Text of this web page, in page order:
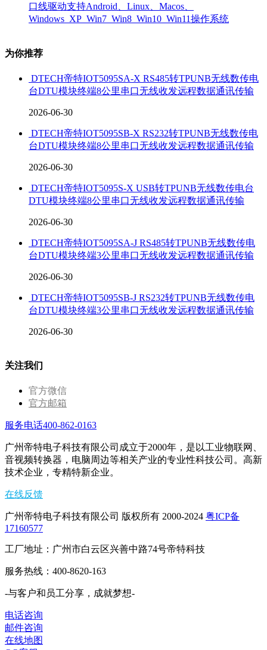
口线驱动支持Android、Linux、Macos、
Windows_XP_Win7_Win8_Win10_Win11操作系统
为你推荐
DTECH帝特IOT5095SA-X RS485转TPUNB无线数传电
台DTU模块终端8公里串口无线收发远程数据通讯传输
2026-06-30
DTECH帝特IOT5095SB-X RS232转TPUNB无线数传电
台DTU模块终端8公里串口无线收发远程数据通讯传输
2026-06-30
DTECH帝特IOT5095S-X USB转TPUNB无线数传电台
DTU模块终端8公里串口无线收发远程数据通讯传输
2026-06-30
DTECH帝特IOT5095SA-J RS485转TPUNB无线数传电
台DTU模块终端3公里串口无线收发远程数据通讯传输
2026-06-30
DTECH帝特IOT5095SB-J RS232转TPUNB无线数传电
台DTU模块终端3公里串口无线收发远程数据通讯传输
2026-06-30
关注我们
官方微信
官方邮箱
服务电话400-862-0163
广州帝特电子科技有限公司成立于2000年，是以工业物联网、
音视频转换器，电脑周边等相关产业的专业性科技公司。高新
技术企业，专精特新企业。
在线反馈
广州帝特电子科技有限公司 版权所有 2000-2024 粤ICP备
17160577
工厂地址：广州市白云区兴善中路74号帝特科技
服务热线：400-8620-163
-与客户和员工分享，成就梦想-
电话咨询
邮件咨询
在线地图